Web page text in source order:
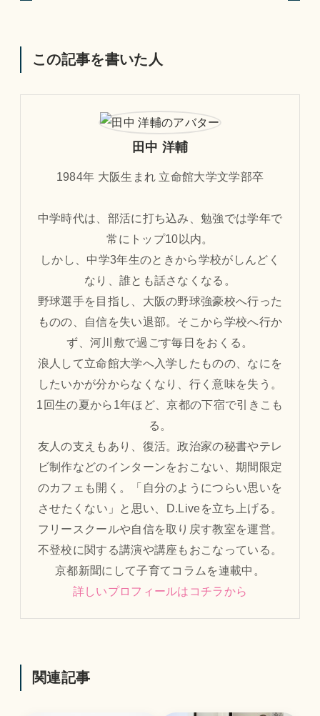
この記事を書いた人
田中 洋輔
1984年 大阪生まれ 立命館大学文学部卒
中学時代は、部活に打ち込み、勉強では学年で
常にトップ10以内。
しかし、中学3年生のときから学校がしんどく
なり、誰とも話さなくなる。
野球選手を目指し、大阪の野球強豪校へ行った
ものの、自信を失い退部。そこから学校へ行か
ず、河川敷で過ごす毎日をおくる。
浪人して立命館大学へ入学したものの、なにを
したいかが分からなくなり、行く意味を失う。
1回生の夏から1年ほど、京都の下宿で引きこも
る。
友人の支えもあり、復活。政治家の秘書やテレ
ビ制作などのインターンをおこない、期間限定
のカフェも開く。「自分のようにつらい思いを
させたくない」と思い、D.Liveを立ち上げる。
フリースクールや自信を取り戻す教室を運営。
不登校に関する講演や講座もおこなっている。
京都新聞にして子育てコラムを連載中。
詳しいプロフィールはコチラから
関連記事